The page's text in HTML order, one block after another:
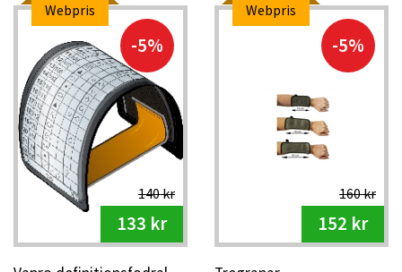
Webpris
-5%
140 kr
133 kr
Webpris
-5%
160 kr
152 kr